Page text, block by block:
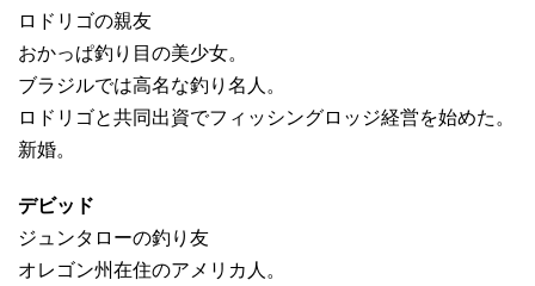
ロドリゴの親友
おかっぱ釣り目の美少女。
ブラジルでは高名な釣り名人。
ロドリゴと共同出資でフィッシングロッジ経営を始めた。
新婚。
デビッド
ジュンタローの釣り友
オレゴン州在住のアメリカ人。